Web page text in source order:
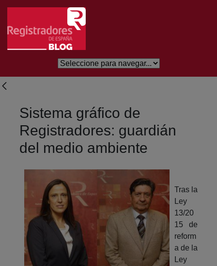
Eduki nagusira joan
Sistema gráfico de
Registradores: guardián
del medio ambiente
Tras la
Ley
13/20
15 de
reform
a de la
Ley